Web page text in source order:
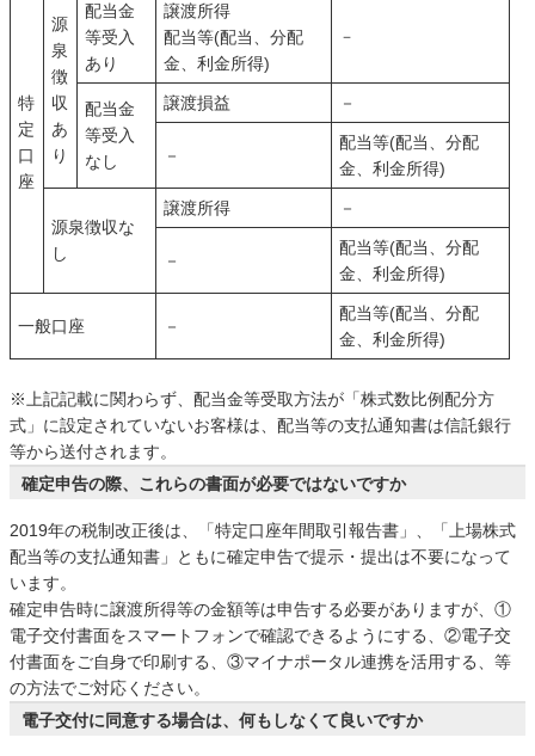
特
定
口
座
源
泉
徴
収
あ
り
配当金
等受入
あり
譲渡所得
配当等(配当、分配
金、利金所得)
－
配当金
等受入
なし
譲渡損益 －
－
配当等(配当、分配
金、利金所得)
源泉徴収な
し
譲渡所得 －
－
配当等(配当、分配
金、利金所得)
一般口座 －
配当等(配当、分配
金、利金所得)
※上記記載に関わらず、配当金等受取方法が「株式数比例配分方
式」に設定されていないお客様は、配当等の支払通知書は信託銀行
等から送付されます。
確定申告の際、これらの書面が必要ではないですか
2019年の税制改正後は、「特定口座年間取引報告書」、「上場株式
配当等の支払通知書」ともに確定申告で提示・提出は不要になって
います。
確定申告時に譲渡所得等の金額等は申告する必要がありますが、①
電子交付書面をスマートフォンで確認できるようにする、②電子交
付書面をご自身で印刷する、③マイナポータル連携を活用する、等
の方法でご対応ください。
電子交付に同意する場合は、何もしなくて良いですか